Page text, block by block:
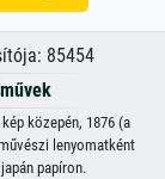
85454
közepén, 1876 (a
lenyomatként
papíron.